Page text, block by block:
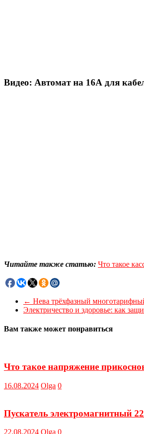
Видео: Автомат на 16А для
Читайте также статью: Что такое
← Нева трёхфазный
Электричество и здоровье: как
Вам также может понравиться
Что такое напряжение
16.08.2024 Olga 0
Пускатель электромагнитный
22.08.2024 Olga 0